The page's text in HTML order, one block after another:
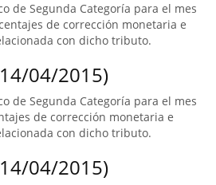
de Segunda Categoría para el mes
de corrección monetaria e
con dicho tributo.
04/2015)
de Segunda Categoría para el mes
de corrección monetaria e
con dicho tributo.
04/2015)